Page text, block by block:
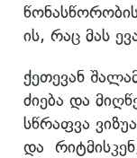
ის, რაც მას
ქეთევან
ძიება და
სწრაფვა
და